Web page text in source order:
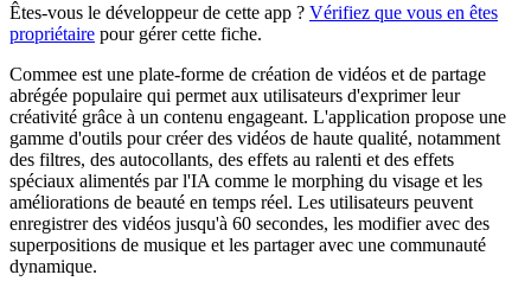
Êtes-vous le développeur de cette app ? Vérifiez que vous en êtes
propriétaire pour gérer cette fiche.
Commee est une plate-forme de création de vidéos et de partage
abrégée populaire qui permet aux utilisateurs d'exprimer leur
créativité grâce à un contenu engageant. L'application propose une
gamme d'outils pour créer des vidéos de haute qualité, notamment
des filtres, des autocollants, des effets au ralenti et des effets
spéciaux alimentés par l'IA comme le morphing du visage et les
améliorations de beauté en temps réel. Les utilisateurs peuvent
enregistrer des vidéos jusqu'à 60 secondes, les modifier avec des
superpositions de musique et les partager avec une communauté
dynamique.